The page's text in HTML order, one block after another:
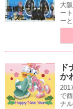
大
ー
ー
ド
か
で
ナ